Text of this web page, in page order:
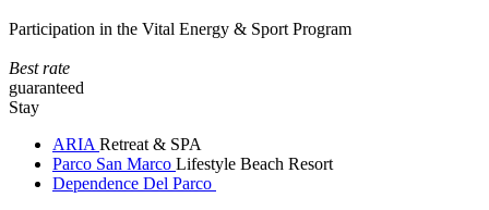
Participation in the Vital Energy & Sport Program
Best rate
guaranteed
Stay
ARIA Retreat & SPA
Parco San Marco Lifestyle Beach Resort
Dependence Del Parco